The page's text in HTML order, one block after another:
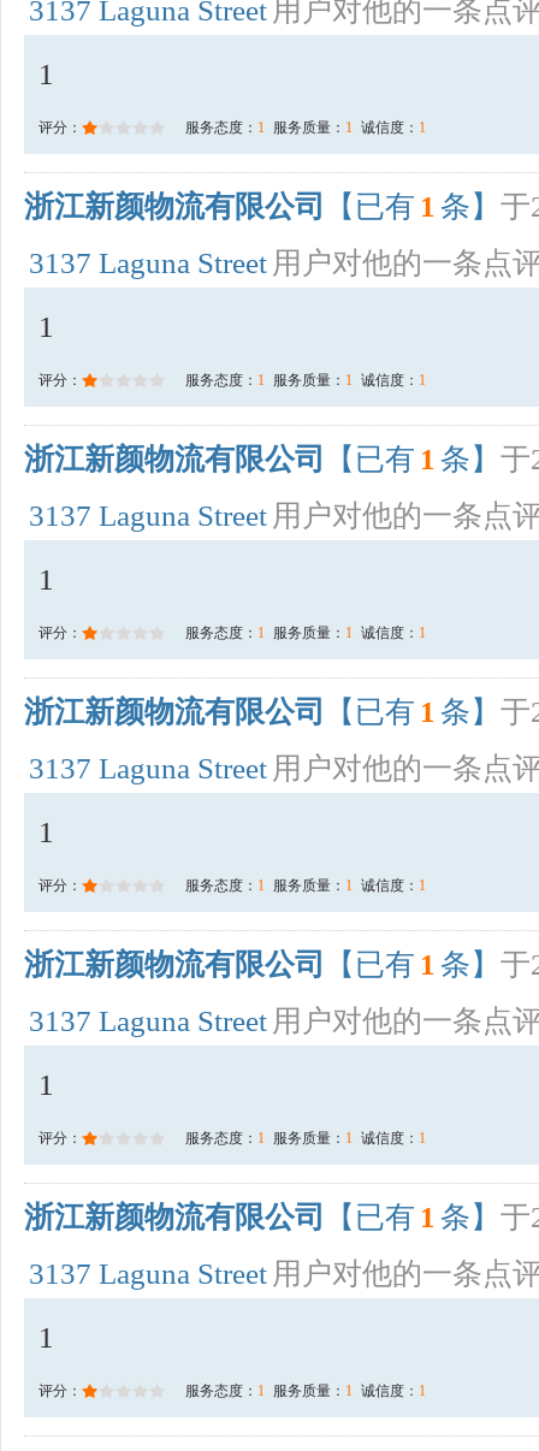
3137 Laguna Street 用户对他的一条点
1
评分： 服务态度： 1 服务质量： 1 诚信度： 1
浙江新颜物流有限公司 【已有 1 条】 于
3137 Laguna Street 用户对他的一条点
1
评分： 服务态度： 1 服务质量： 1 诚信度： 1
浙江新颜物流有限公司 【已有 1 条】 于
3137 Laguna Street 用户对他的一条点
1
评分： 服务态度： 1 服务质量： 1 诚信度： 1
浙江新颜物流有限公司 【已有 1 条】 于
3137 Laguna Street 用户对他的一条点
1
评分： 服务态度： 1 服务质量： 1 诚信度： 1
浙江新颜物流有限公司 【已有 1 条】 于
3137 Laguna Street 用户对他的一条点
1
评分： 服务态度： 1 服务质量： 1 诚信度： 1
浙江新颜物流有限公司 【已有 1 条】 于
3137 Laguna Street 用户对他的一条点
1
评分： 服务态度： 1 服务质量： 1 诚信度： 1